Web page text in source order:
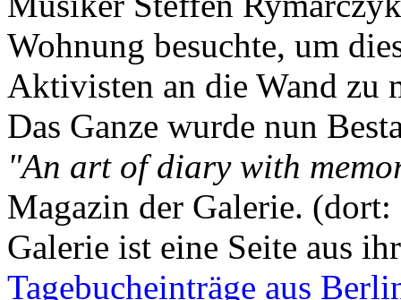
Wohnung besuchte, um
Aktivisten an die Wand zu
Das Ganze wurde nun
"An art of diary with
Magazin der Galerie.
Galerie ist eine Seite aus
Tagebucheinträge aus